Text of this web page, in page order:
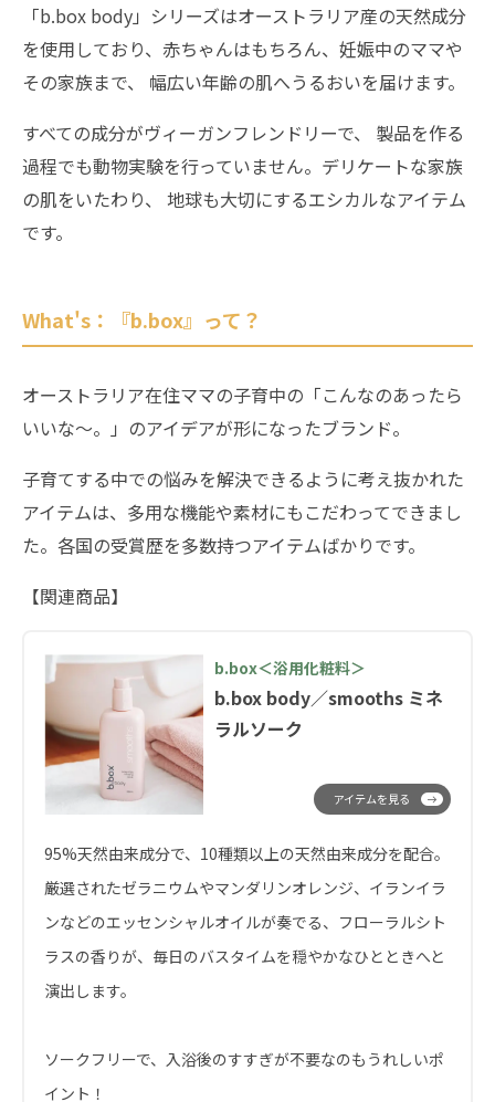
「b.box body」シリーズはオーストラリア産の天然成分
を使用しており、赤ちゃんはもちろん、妊娠中のママや
その家族まで、 幅広い年齢の肌へうるおいを届けます。
すべての成分がヴィーガンフレンドリーで、 製品を作る
過程でも動物実験を行っていません。デリケートな家族
の肌をいたわり、 地球も大切にするエシカルなアイテム
です。
What's：『b.box』って？
オーストラリア在住ママの子育中の「こんなのあったら
いいな～。」のアイデアが形になったブランド。
子育てする中での悩みを解決できるように考え抜かれた
アイテムは、多用な機能や素材にもこだわってできまし
た。各国の受賞歴を多数持つアイテムばかりです。
【関連商品】
b.box body／smooths ミネ
ラルソーク
b.box＜浴用化粧料＞
95%天然由来成分で、10種類以上の天然由来成分を配合。
厳選されたゼラニウムやマンダリンオレンジ、イランイラ
ンなどのエッセンシャルオイルが奏でる、フローラルシト
ラスの香りが、毎日のバスタイムを穏やかなひとときへと
演出します。
ソークフリーで、入浴後のすすぎが不要なのもうれしいポ
イント！
アイテムを見る